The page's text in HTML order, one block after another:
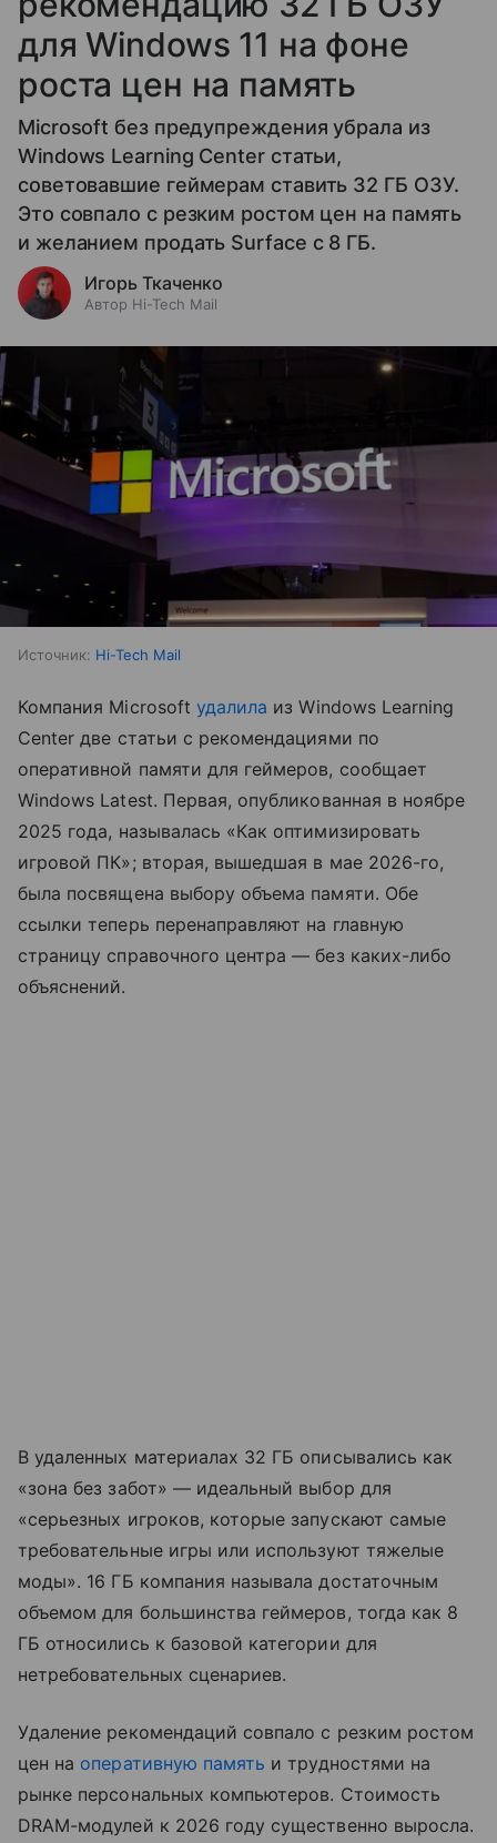
для Windows 11 на фоне
роста цен на память
Microsoft без предупреждения убрала из
Windows Learning Center статьи,
советовавшие геймерам ставить 32 ГБ ОЗУ.
Это совпало с резким ростом цен на память
и желанием продать Surface с 8 ГБ.
Игорь Ткаченко
Автор Hi-Tech Mail
Источник: Hi-Tech Mail
Компания Microsoft удалила из Windows Learning
Center две статьи с рекомендациями по
оперативной памяти для геймеров, сообщает
Windows Latest. Первая, опубликованная в ноябре
2025 года, называлась «Как оптимизировать
игровой ПК»; вторая, вышедшая в мае 2026-го,
была посвящена выбору объема памяти. Обе
ссылки теперь перенаправляют на главную
страницу справочного центра — без каких-либо
объяснений.
В удаленных материалах 32 ГБ описывались как
«зона без забот» — идеальный выбор для
«серьезных игроков, которые запускают самые
требовательные игры или используют тяжелые
моды». 16 ГБ компания называла достаточным
объемом для большинства геймеров, тогда как 8
ГБ относились к базовой категории для
нетребовательных сценариев.
Удаление рекомендаций совпало с резким ростом
цен на оперативную память и трудностями на
рынке персональных компьютеров. Стоимость
DRAM-модулей к 2026 году существенно выросла.